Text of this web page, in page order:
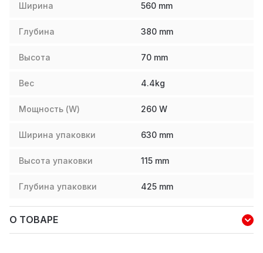
Ширина 560 mm
Глубина 380 mm
Высота 70 mm
Вес 4.4kg
Мощность (W) 260 W
Ширина упаковки 630 mm
Высота упаковки 115 mm
Глубина упаковки 425 mm
О ТОВАРЕ